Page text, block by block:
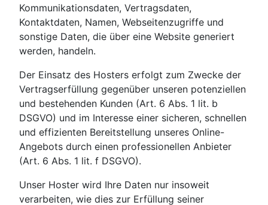
Kommunikationsdaten, Vertragsdaten,
Kontaktdaten, Namen, Webseitenzugriffe und
sonstige Daten, die über eine Website generiert
werden, handeln.
Der Einsatz des Hosters erfolgt zum Zwecke der
Vertragserfüllung gegenüber unseren potenziellen
und bestehenden Kunden (Art. 6 Abs. 1 lit. b
DSGVO) und im Interesse einer sicheren, schnellen
und effizienten Bereitstellung unseres Online-
Angebots durch einen professionellen Anbieter
(Art. 6 Abs. 1 lit. f DSGVO).
Unser Hoster wird Ihre Daten nur insoweit
verarbeiten, wie dies zur Erfüllung seiner